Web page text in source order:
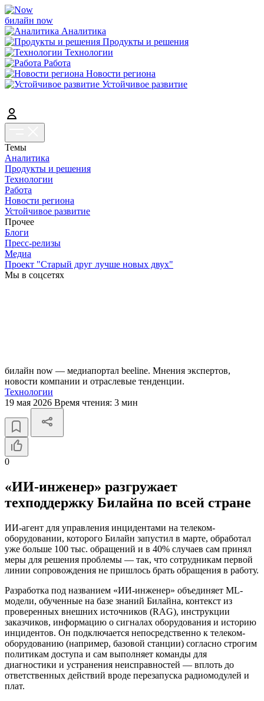
билайн now
Аналитика
Продукты и решения
Технологии
Работа
Новости региона
Устойчивое развитие
Темы
Аналитика
Продукты и решения
Технологии
Работа
Новости региона
Устойчивое развитие
Прочее
Блоги
Пресс-релизы
Медиа
Проект "Старый друг лучше новых двух"
Мы в соцсетях
билайн now — медиапортал beeline. Мнения экспертов,
новости компании и отраслевые тенденции.
Технологии
19 мая 2026 Время чтения: 3 мин
0
«ИИ-инженер» разгружает
техподдержку Билайна по всей стране
ИИ-агент для управления инцидентами на телеком-
оборудовании, которого Билайн запустил в марте, обработал
уже больше 100 тыс. обращений и в 40% случаев сам принял
меры для решения проблемы — так, что сотрудникам первой
линии сопровождения не пришлось брать обращения в работу.
Разработка под названием «ИИ-инженер» объединяет ML-
модели, обученные на базе знаний Билайна, контекст из
проверенных внешних источников (RAG), инструкции
заказчиков, информацию о сигналах оборудования и историю
инцидентов. Он подключается непосредственно к телеком-
оборудованию (например, базовой станции) согласно строгим
политикам доступа и сам выполняет команды для
диагностики и устранения неисправностей — вплоть до
ответственных действий вроде перезапуска радиомодулей и
плат.